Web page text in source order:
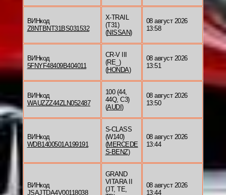
ВИНкод
Z8NTBNT31BS031532
X-TRAIL
(T31)
(NISSAN)
08 август 2026
13:58
ВИНкод
5FNYF48409B404011
CR-V III
(RE_)
(HONDA)
08 август 2026
13:51
ВИНкод
WAUZZZ44ZLN052487
100 (44,
44Q, C3)
(AUDI )
08 август 2026
13:50
ВИНкод
WDB1400501A199191
S-CLASS
(W140)
(MERCEDE
S-BENZ)
08 август 2026
13:44
ВИНкод
JSAJTDA4V00118038
GRAND
VITARA II
(JT, TE,
08 август 2026
13:44